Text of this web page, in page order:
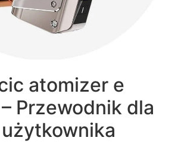
atomizer e
Przewodnik dla